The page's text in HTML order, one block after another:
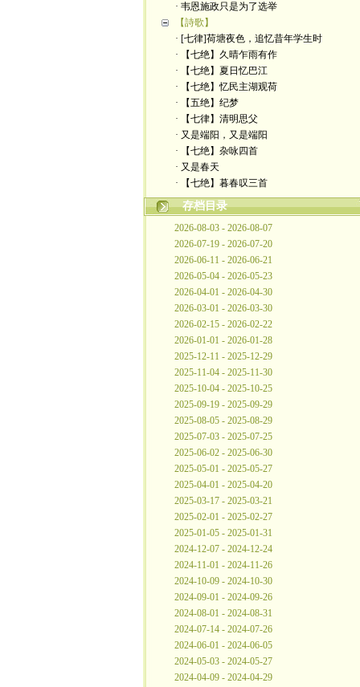
· 韦恩施政只是为了选举
【詩歌】
· [七律]荷塘夜色，追忆昔年学生时
· 【七绝】久晴乍雨有作
· 【七绝】夏日忆巴江
· 【七绝】忆民主湖观荷
· 【五绝】纪梦
· ​【七律】清明思父
· 又是端阳，又是端阳
· 【七绝】杂咏四首
· 又是春天
· ​【七绝】暮春叹三首
存档目录
2026-08-03 - 2026-08-07
2026-07-19 - 2026-07-20
2026-06-11 - 2026-06-21
2026-05-04 - 2026-05-23
2026-04-01 - 2026-04-30
2026-03-01 - 2026-03-30
2026-02-15 - 2026-02-22
2026-01-01 - 2026-01-28
2025-12-11 - 2025-12-29
2025-11-04 - 2025-11-30
2025-10-04 - 2025-10-25
2025-09-19 - 2025-09-29
2025-08-05 - 2025-08-29
2025-07-03 - 2025-07-25
2025-06-02 - 2025-06-30
2025-05-01 - 2025-05-27
2025-04-01 - 2025-04-20
2025-03-17 - 2025-03-21
2025-02-01 - 2025-02-27
2025-01-05 - 2025-01-31
2024-12-07 - 2024-12-24
2024-11-01 - 2024-11-26
2024-10-09 - 2024-10-30
2024-09-01 - 2024-09-26
2024-08-01 - 2024-08-31
2024-07-14 - 2024-07-26
2024-06-01 - 2024-06-05
2024-05-03 - 2024-05-27
2024-04-09 - 2024-04-29